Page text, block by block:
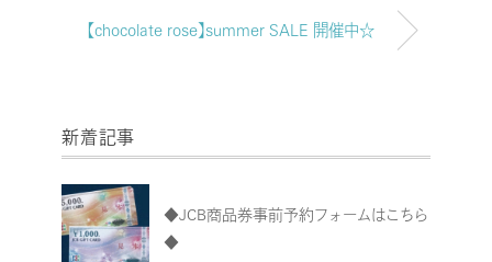
【chocolate rose】summer SALE 開催中☆
新着記事
◆JCB商品券事前予約フォームはこちら
◆